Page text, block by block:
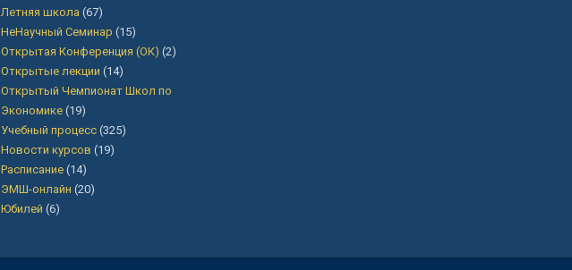
Летняя школа (67)
НеНаучный Семинар (15)
Открытая Конференция (ОК) (2)
Открытые лекции (14)
Открытый Чемпионат Школ по
Экономике(19)
Учебный процесс(325)
Новости курсов (19)
Расписание(14)
ЭМШ-онлайн (20)
Юбилей (6)